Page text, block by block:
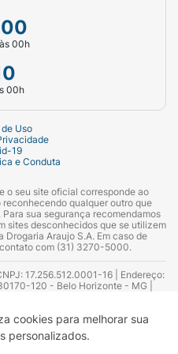
cookies para melhorar sua
personalizados.
se o benefício para a
o possível risco para o
ser usado por
estejam amamentando
do cirurgião-dentista.
Não se identificaram
houve interferência
nem de outros
com Valtrex. De
médico sobre
que esteja usando
o tratamento.
na urina, alguns
são eliminados pelos
00h
00h
Uso
19
e Conduta
o seu site oficial corresponde ao
qualquer outro que
sua segurança recomendamos
sites desconhecidos que se utilizem
Araujo S.A. Em caso de
com (31) 3270-5000.
17.256.512.0001-16 | Endereço:
120 - Belo Horizonte - MG |
Silva Alvarenga – CRF 52.584 -
Pinheiro - CRF Nº 13.748. Alvará
Funcionamento da Empresa (AFE):